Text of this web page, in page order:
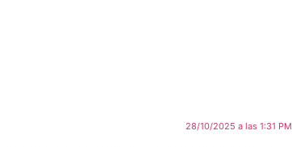
28/10/2025 a las 1:31 PM